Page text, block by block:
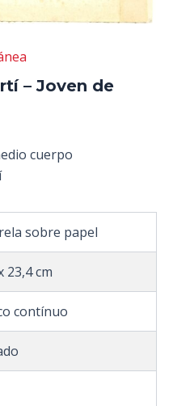
– Joven de
cuerpo
sobre papel
23,4 cm
contínuo